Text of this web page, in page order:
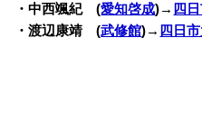
・中西颯紀 (愛知啓成)→ 四
・渡辺康靖 (武修館)→ 四日